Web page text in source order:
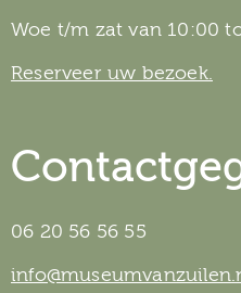
Woe t/m zat van 10:00
Reserveer uw bezoek.
06 20 56 56 55